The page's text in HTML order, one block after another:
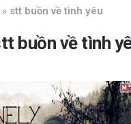
» stt buồn về tình yêu
buồn về tình